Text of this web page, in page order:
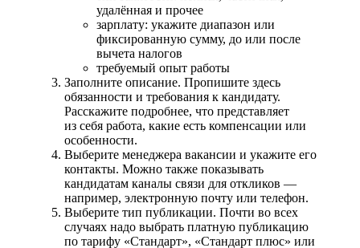
удалённая и прочее
зарплату: укажите диапазон или
фиксированную сумму, до или после
вычета налогов
требуемый опыт работы
Заполните описание. Пропишите здесь
обязанности и требования к кандидату.
Расскажите подробнее, что представляет
из себя работа, какие есть компенсации или
особенности.
Выберите менеджера вакансии и укажите его
контакты. Можно также показывать
кандидатам каналы связи для откликов —
например, электронную почту или телефон.
Выберите тип публикации. Почти во всех
случаях надо выбрать платную публикацию
по тарифу «Стандарт», «Стандарт плюс» или